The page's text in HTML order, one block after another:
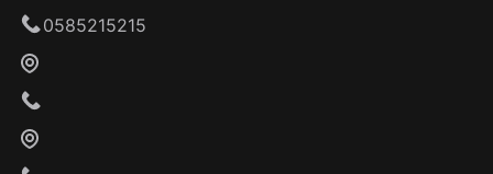
0585215215